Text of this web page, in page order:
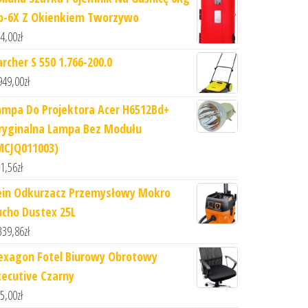
6X Z Okienkiem Tworzywo
zł
S 550 1.766-200.0
zł
Do Projektora Acer H6512Bd+
Lampa Bez Modułu
zł
Odkurzacz Przemysłowy Mokro
Dustex 25L
zł
Fotel Biurowy Obrotowy
Czarny
zł